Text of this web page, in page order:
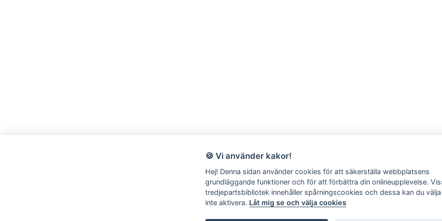
🍪 Vi använder kakor!
Hej! Denna sidan använder cookies för att säkerställa webbplatsens
grundläggande funktioner och för att förbättra din onlineupplevelse.
tredjepartsbibliotek innehåller spårningscookies och dessa kan du
inte aktivera. Låt mig se och välja cookies